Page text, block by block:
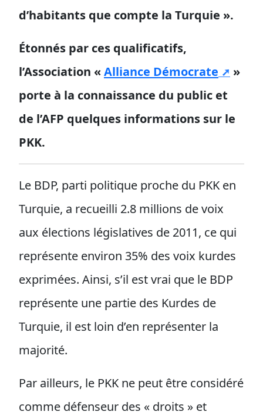
d’habitants que compte la Turquie ».
Étonnés par ces qualificatifs,
l’Association «Alliance Démocrate
»
porte à la connaissance du public et
de l’AFP quelques informations sur le
PKK.
Le BDP, parti politique proche du PKK en
Turquie, a recueilli 2.8 millions de voix
aux élections législatives de 2011, ce qui
représente environ 35% des voix kurdes
exprimées. Ainsi, s’il est vrai que le BDP
représente une partie des Kurdes de
Turquie, il est loin d’en représenter la
majorité.
Par ailleurs, le PKK ne peut être considéré
comme défenseur des « droits » et